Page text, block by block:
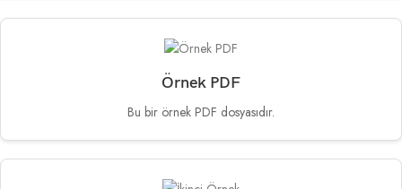
Örnek PDF
Bu bir örnek PDF dosyasıdır.